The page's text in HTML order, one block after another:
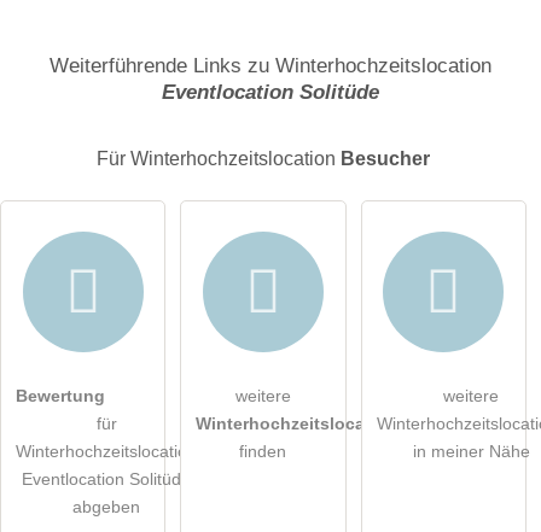
E-Mail-Adresse (wird nicht veröffentlicht)
Die Datenschutzerklärung habe ich zur Kenntnis genommen.
öffentliche Frage stellen
Weiterführende Links zu Winterhochzeitslocation
Eventlocation Solitüde
Für Winterhochzeitslocation Besucher
Bewertung
für
Winterhochzeitslocation
Eventlocation Solitüde
abgeben
weitere
Winterhochzeitslocations
finden
weitere
in meiner Nähe